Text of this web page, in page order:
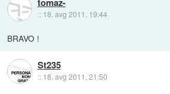
tomaz-
:: 18. avg 2011, 19:44
BRAVO !
St235
:: 18. avg 2011, 21:50